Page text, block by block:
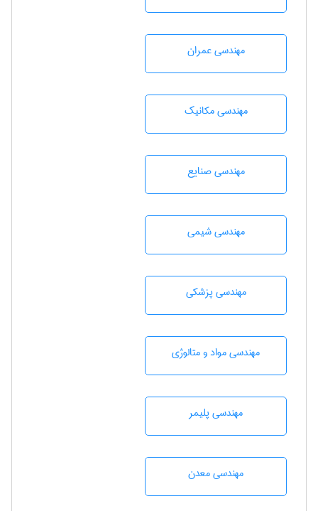
مهندسی عمران
مهندسی مکانیک
مهندسی صنايع
مهندسي شيمی
مهندسی پزشکی
مهندسی مواد و متالوژی
مهندسی پليمر
مهندسی معدن